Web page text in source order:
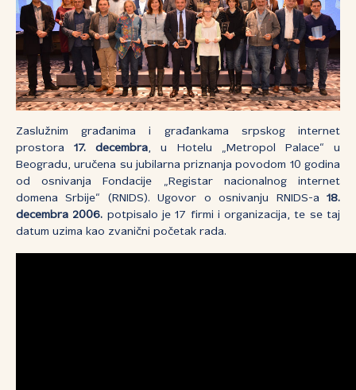
Zaslužnim građanima i građankama srpskog internet
prostora17. decembra, u Hotelu „Metropol Palace“ u
Beogradu, uručena su jubilarna priznanja povodom 10 godina
od osnivanja Fondacije „Registar nacionalnog internet
domena Srbije“ (RNIDS). Ugovor o osnivanju RNIDS-a 18.
decembra 2006. potpisalo je 17 firmi i organizacija, te se taj
datum uzima kao zvanični početak rada.